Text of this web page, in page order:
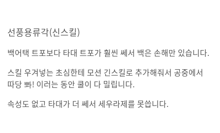
선풍용류각(신스킬)
백어택 트포보다 타대 트포가 훨씬 쎄서 백은 손해만 있습니다.
스킬 우겨넣는 초심한테 모션 긴스킬로 추가해줘서 공중에서
따당 뽜! 이러는 동안 쿨이 다 밀립니다.
속성도 없고 타대가 더 쎄서 세우라제를 못씁니다.